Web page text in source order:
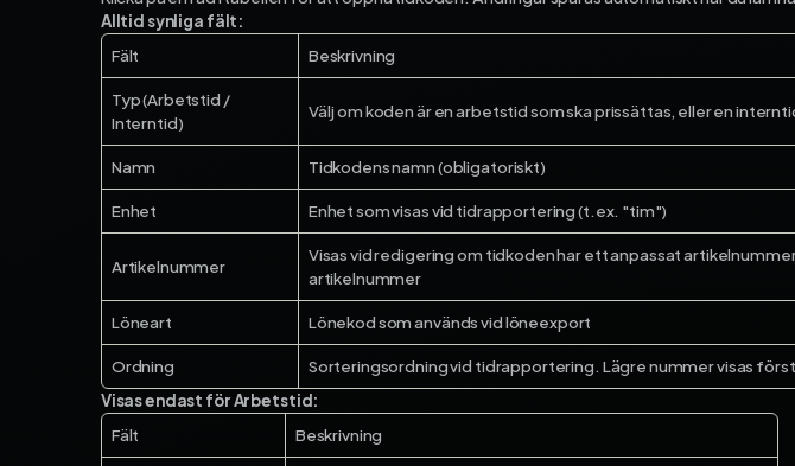
Alltid synliga fält:
Fält
Beskrivning
Typ (Arbetstid /
Interntid)
Välj om koden är en arbetstid som ska prissättas, eller en
Namn Tidkodens namn (obligatoriskt)
Enhet Enhet som visas vid tidrapportering (t.ex. "tim")
Artikelnummer
Visas vid redigering om tidkoden har ett anpassat
artikelnummer
Löneart Lönekod som används vid löneexport
Ordning
Sorteringsordning vid tidrapportering. Lägre nummer visas först
Visas endast för Arbetstid:
Fält
Beskrivning